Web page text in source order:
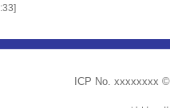
ICP No. xxxxxxxx